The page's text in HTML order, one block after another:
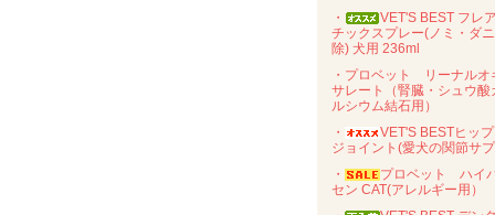
・
VET'S BEST フレ
チックスプレー(ノミ・ダ
除) 犬用 236ml
・プロベット リーナルオ
サレート（腎臓・シュウ酸
ルシウム結石用）
・
VET'S BESTヒッ
ジョイント(愛犬の関節サ
・
プロベット ハイ
セン CAT(アレルギー用）